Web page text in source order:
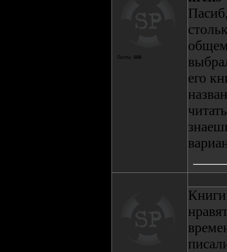
Посты: 660
его